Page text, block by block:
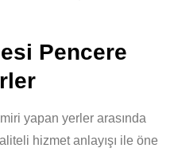
Pencere
yapan yerler arasında
hizmet anlayışı ile öne